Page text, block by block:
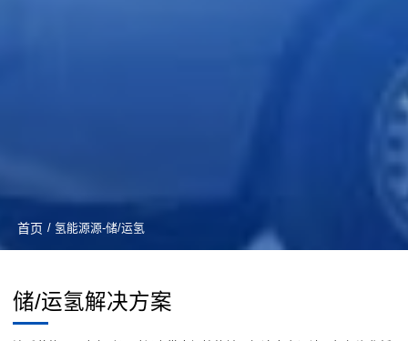
首页 / 氢能源源-储/运氢
储/运氢解决方案